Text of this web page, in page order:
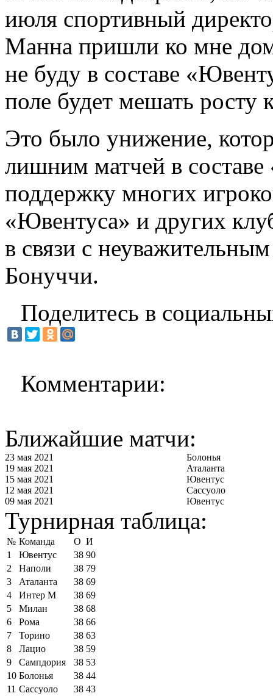
июля спортивный
Манна пришли ко мне
не буду в составе
поле будет мешать росту
Это было унижение,
лишним матчей в
поддержку многих
«Ювентуса» и других
в связи с
Бонуччи.
Поделитесь в
Комментарии:
Ближайшие матчи:
23 мая 2021
Болонья
19 мая 2021
Аталанта
15 мая 2021
Ювентус
12 мая 2021
Сассуоло
09 мая 2021
Ювентус
Турнирная таблица:
№ Команда О И
1
Ювентус 38 90
2
Наполи 38 79
3
Аталанта 38 69
4
Интер М 38 69
5
Милан 38 68
6
Рома 38 66
7
Торино 38 63
8
Лацио 38 59
9
Сампдория 38 53
10 Болонья 38 44
11 Сассуоло 38 43